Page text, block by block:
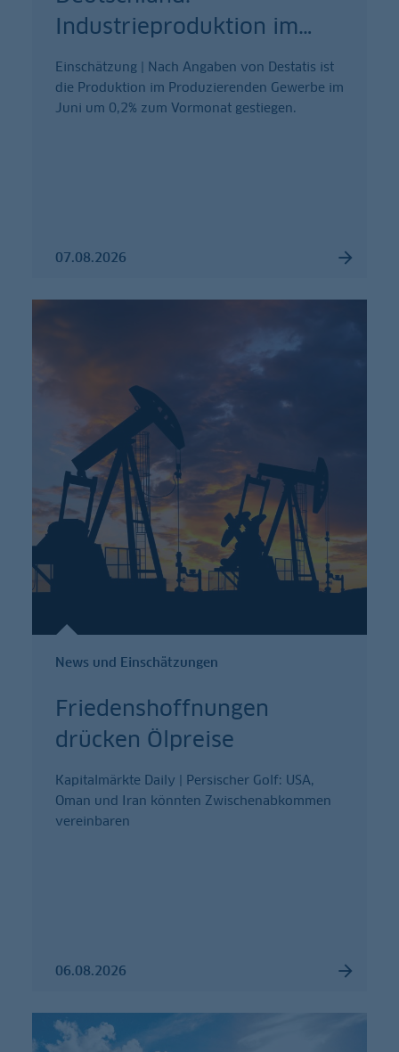
Industrieproduktion im…
Einschätzung | Nach Angaben von Destatis ist
die Produktion im Produzierenden Gewerbe im
Juni um 0,2% zum Vormonat gestiegen.
07.08.2026
News und Einschätzungen
Friedenshoffnungen
drücken Ölpreise
Kapitalmärkte Daily | Persischer Golf: USA,
Oman und Iran könnten Zwischenabkommen
vereinbaren
06.08.2026